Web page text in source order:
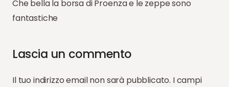
Che bella la borsa di Proenza e le zeppe sono
fantastiche
Lascia un commento
Il tuo indirizzo email non sarà pubblicato. I campi